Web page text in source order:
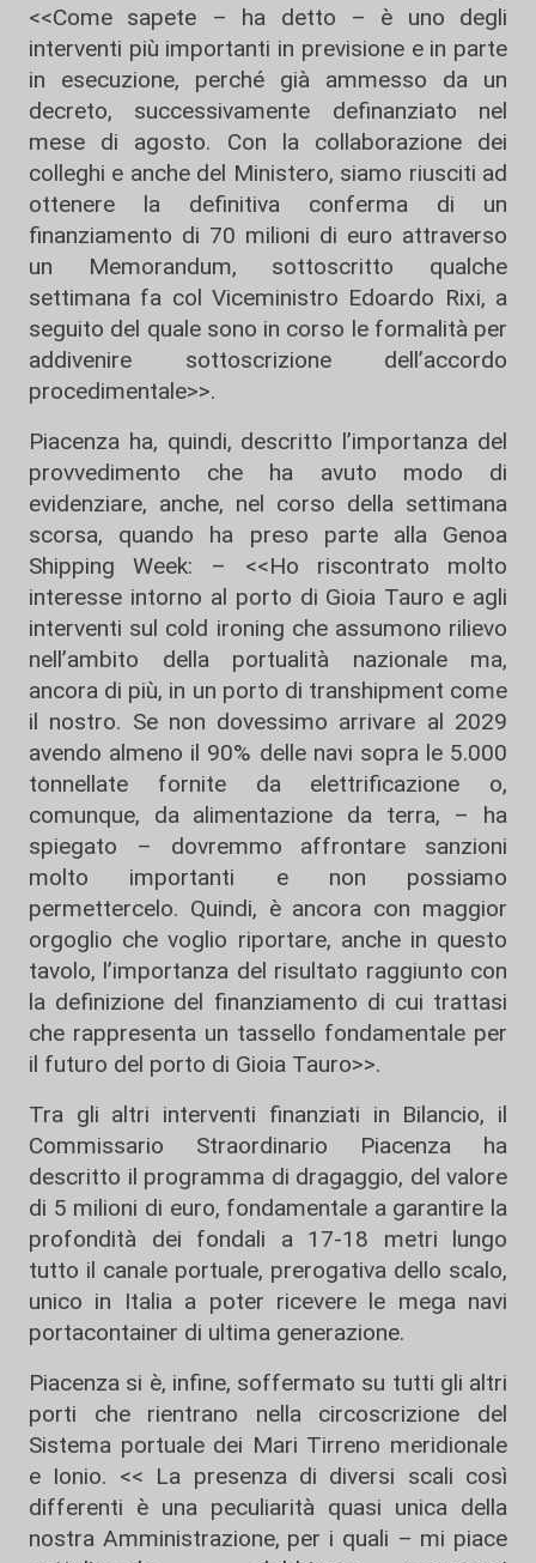
<<Come sapete – ha detto – è uno degli
interventi più importanti in previsione e in parte
in esecuzione, perché già ammesso da un
decreto, successivamente definanziato nel
mese di agosto. Con la collaborazione dei
colleghi e anche del Ministero, siamo riusciti ad
ottenere la definitiva conferma di un
finanziamento di 70 milioni di euro attraverso
un Memorandum, sottoscritto qualche
settimana fa col Viceministro Edoardo Rixi, a
seguito del quale sono in corso le formalità per
addivenire sottoscrizione dell’accordo
procedimentale>>.
Piacenza ha, quindi, descritto l’importanza del
provvedimento che ha avuto modo di
evidenziare, anche, nel corso della settimana
scorsa, quando ha preso parte alla Genoa
Shipping Week: – <<Ho riscontrato molto
interesse intorno al porto di Gioia Tauro e agli
interventi sul cold ironing che assumono rilievo
nell’ambito della portualità nazionale ma,
ancora di più, in un porto di transhipment come
il nostro. Se non dovessimo arrivare al 2029
avendo almeno il 90% delle navi sopra le 5.000
tonnellate fornite da elettrificazione o,
comunque, da alimentazione da terra, – ha
spiegato – dovremmo affrontare sanzioni
molto importanti e non possiamo
permettercelo. Quindi, è ancora con maggior
orgoglio che voglio riportare, anche in questo
tavolo, l’importanza del risultato raggiunto con
la definizione del finanziamento di cui trattasi
che rappresenta un tassello fondamentale per
il futuro del porto di Gioia Tauro>>.
Tra gli altri interventi finanziati in Bilancio, il
Commissario Straordinario Piacenza ha
descritto il programma di dragaggio, del valore
di 5 milioni di euro, fondamentale a garantire la
profondità dei fondali a 17-18 metri lungo
tutto il canale portuale, prerogativa dello scalo,
unico in Italia a poter ricevere le mega navi
portacontainer di ultima generazione.
Piacenza si è, infine, soffermato su tutti gli altri
porti che rientrano nella circoscrizione del
Sistema portuale dei Mari Tirreno meridionale
e Ionio. << La presenza di diversi scali così
differenti è una peculiarità quasi unica della
nostra Amministrazione, per i quali – mi piace